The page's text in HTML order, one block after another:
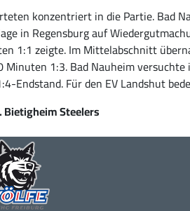
konzentriert in die Partie. Bad
in Regensburg auf
1:1 zeigte. Im Mittelabschnitt
Minuten 1:3. Bad Nauheim
Endstand. Für den EV Landshut
Bietigheim Steelers